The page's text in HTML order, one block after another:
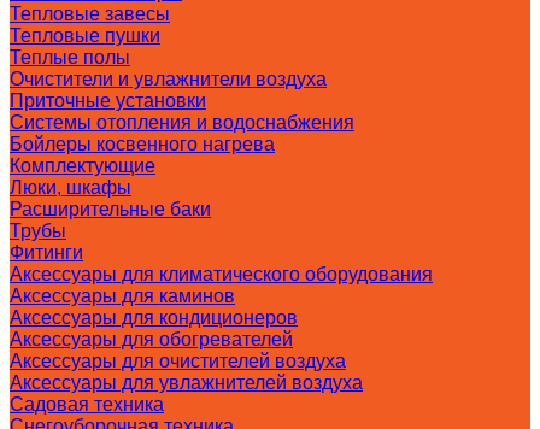
Тепловые завесы
Тепловые пушки
Теплые полы
Очистители и увлажнители воздуха
Приточные установки
Системы отопления и водоснабжения
Бойлеры косвенного нагрева
Комплектующие
Люки, шкафы
Расширительные баки
Трубы
Фитинги
Аксессуары для климатического оборудования
Аксессуары для каминов
Аксессуары для кондиционеров
Аксессуары для обогревателей
Аксессуары для очистителей воздуха
Аксессуары для увлажнителей воздуха
Садовая техника